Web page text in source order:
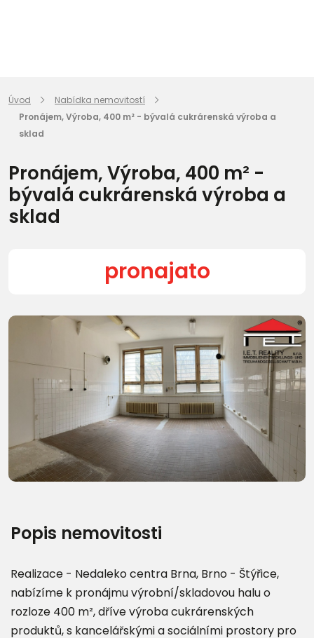
Úvod
Nabídka nemovitostí
Pronájem, Výroba, 400 m² - bývalá cukrárenská výroba a
sklad
Pronájem, Výroba, 400 m² -
bývalá cukrárenská výroba a
sklad
pronajato
Další fotografie (13)
Popis nemovitosti
Realizace - Nedaleko centra Brna, Brno - Štýřice,
nabízíme k pronájmu výrobní/skladovou halu o
rozloze 400 m², dříve výroba cukrárenských
produktů, s kancelářskými a sociálními prostory pro